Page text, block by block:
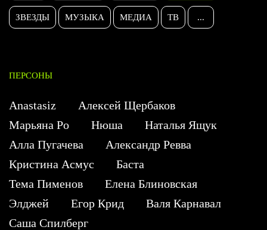
ЗВЕЗДЫ МУЗЫКА МЕДИА ТВ ...
ПЕРСОНЫ
Anastasiz
Алексей Щербаков
Марьяна Ро
Нюша
Наталья Ящук
Алла Пугачева
Александр Ревва
Кристина Асмус
Баста
Тема Пименов
Елена Блиновская
Элджей
Егор Крид
Валя Карнавал
Саша Спилберг